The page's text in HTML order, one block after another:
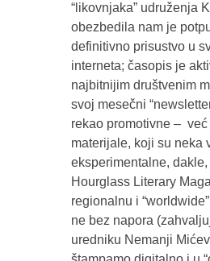
“likovnjaka” udruženja
obezbedila nam je
definitivno prisustvo u
interneta; časopis je
najbitnijim društvenim
svoj mesečni
rekao promotivne – već
materijale, koji su neka
eksperimentalne,
Hourglass Literary
regionalnu i
ne bez napora
uredniku Nemanji